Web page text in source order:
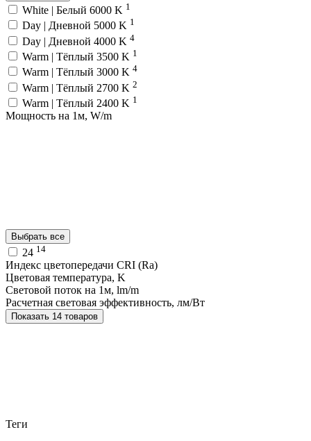
White | Белый 6000 K 1
Day | Дневной 5000 K 1
Day | Дневной 4000 K 4
Warm | Тёплый 3500 K 1
Warm | Тёплый 3000 K 4
Warm | Тёплый 2700 K 2
Warm | Тёплый 2400 K 1
Мощность на 1м, W/m
Выбрать все
24 14
Индекс цветопередачи CRI (Ra)
Цветовая температура, K
Световой поток на 1м, lm/m
Расчетная световая эффективность, лм/Вт
Показать 14 товаров
Теги